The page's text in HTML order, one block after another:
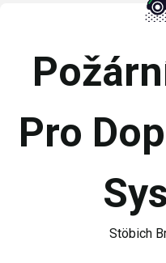
Pro
Stöbich